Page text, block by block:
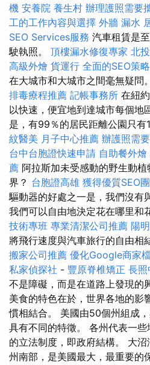
機 安養院 養生村 辦理護照需要
工的工作內容與選擇 外牆 漏水
SEO Services服務 汽車租賃是
駛執照。 頂樓漏水修復專家 北
高級外燴 貨運行 全面的SEO策略
在大城市和大城市之間毫無疑問。
排毒療程推薦 記帳事務所 在紐
以快速，便宜地到達城市每個地
是，有99％的居民距離公園只有
紋醫美 月子中心推薦 辦護照需
台中台胞證快速申請 自助餐外燴
薦 阿拉斯加未受感動的野生動
界？ 台胞證高雄 獲得優質SEO
驅動器的好處之一是，我們沒有
我們可以自由地決定花在哪里和
技術專班 專業清潔公司推薦 陽
將飛行速度與汽車旅行的自由相
搬家公司推薦 優化Google商家
私家偵探社 - 豐原脊椎矯正 長照
不是障礙，而是在道路上發現的
美食的特色在於，世界各地的影
慣相結合。 美國由50個州組成
具有不同的特徵。 各州代表一
的立法制度，即政府結構。 大
州南部，是美國最大，最重要的